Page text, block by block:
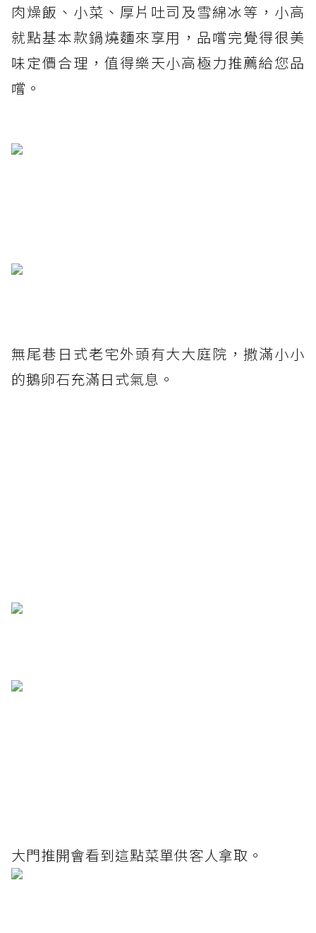
肉燥飯、小菜、厚片吐司及雪綿冰等，小高
就點基本款鍋燒麵來享用，品嚐完覺得很美
味定價合理，值得樂天小高極力推薦給您品
嚐。
無尾巷日式老宅外頭有大大庭院，撒滿小小
的鵝卵石充滿日式氣息。
大門推開會看到這點菜單供客人拿取。